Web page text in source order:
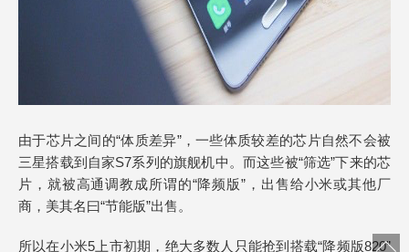
由于芯片之间的“体质差异”，一些体质较差的芯片自然不会被
三星搭载到自家S7系列的旗舰机中。而这些被“筛选”下来的芯
片，就被高通调教成所谓的“降频版”，出售给小米或其他厂
商，美其名曰“节能版”出售。
所以在小米5上市初期，绝大多数人只能抢到搭载“降频版820”